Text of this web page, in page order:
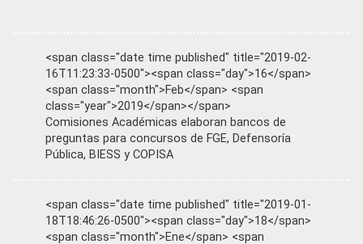
<span class="date time published" title="2019-02-
16T11:23:33-0500"><span class="day">16</span>
<span class="month">Feb</span> <span
class="year">2019</span></span>
Comisiones Académicas elaboran bancos de
preguntas para concursos de FGE, Defensoría
Pública, BIESS y COPISA
<span class="date time published" title="2019-01-
18T18:46:26-0500"><span class="day">18</span>
<span class="month">Ene</span> <span